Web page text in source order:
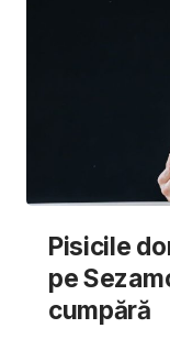
Pisicile
pe
cumpără